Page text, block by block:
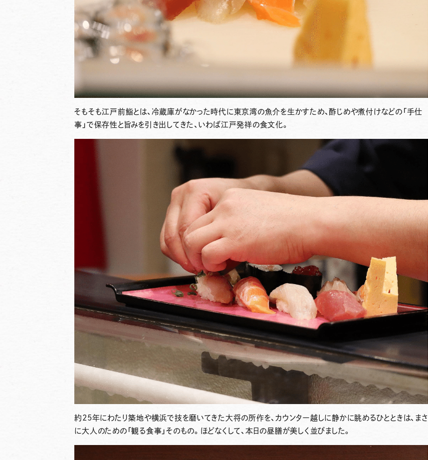
そもそも江戸前鮨とは、冷蔵庫がなかった時代に東京湾の魚介を生かすため、酢じめや煮付けなどの「手仕
事」で保存性と旨みを引き出してきた、いわば江戸発祥の食文化。
約25年にわたり築地や横浜で技を磨いてきた大将の所作を、カウンター越しに静かに眺めるひとときは、まさ
に大人のための「観る食事」そのもの。ほどなくして、本日の昼膳が美しく並びました。